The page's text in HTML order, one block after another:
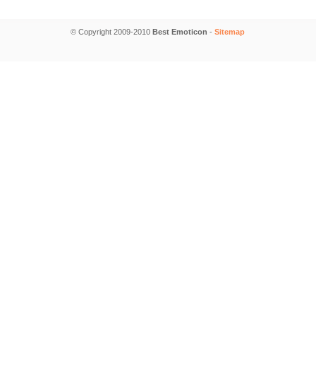
© Copyright 2009-2010 Best Emoticon - Sitemap